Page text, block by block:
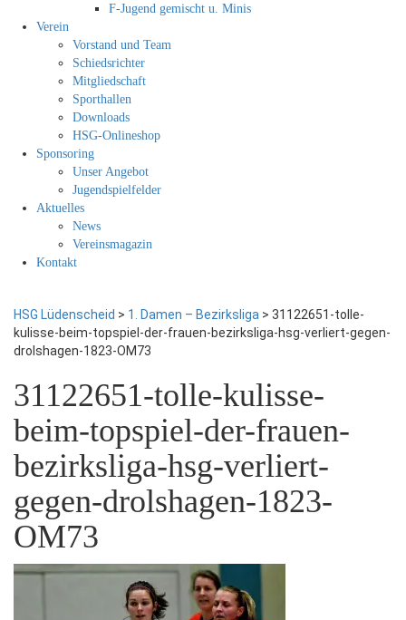
F-Jugend gemischt u. Minis
Verein
Vorstand und Team
Schiedsrichter
Mitgliedschaft
Sporthallen
Downloads
HSG-Onlineshop
Sponsoring
Unser Angebot
Jugendspielfelder
Aktuelles
News
Vereinsmagazin
Kontakt
HSG Lüdenscheid > 1. Damen – Bezirksliga > 31122651-tolle-
kulisse-beim-topspiel-der-frauen-bezirksliga-hsg-verliert-gegen-
drolshagen-1823-OM73
31122651-tolle-kulisse-
beim-topspiel-der-frauen-
bezirksliga-hsg-verliert-
gegen-drolshagen-1823-
OM73